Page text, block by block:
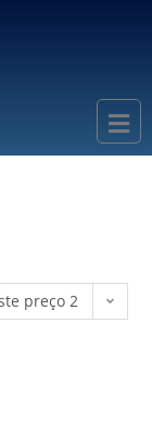
preço 2